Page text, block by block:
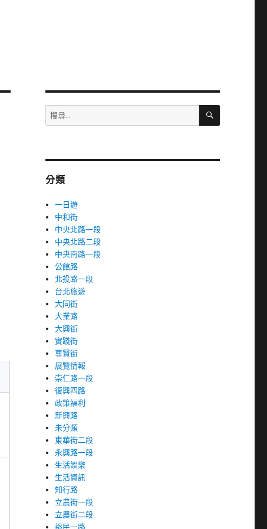
搜
尋
字:
搜
分類
一日遊
中和街
中央北路一段
中央北路二段
中央南路一段
公館路
北投路一段
台北旅遊
大同街
大業路
大興街
實踐街
尊賢街
展覽情報
崇仁路一段
復興四路
政策福利
新興路
未分類
東華街二段
永興路一段
生活娛樂
生活資訊
知行路
立農街一段
立農街二段
裕民一路